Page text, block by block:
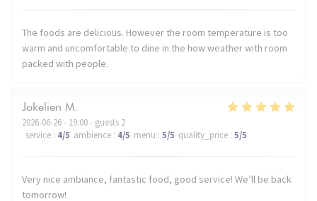
The foods are delicious. However the room temperature is too
warm and uncomfortable to dine in the how weather with room
packed with people.
Jokelien M
2026-06-26- 19:00 - guests 2
service : 4/5 ambience : 4/5 menu : 5/5 quality_price : 5/5
Very nice ambiance, fantastic food, good service! We’ll be back
tomorrow!